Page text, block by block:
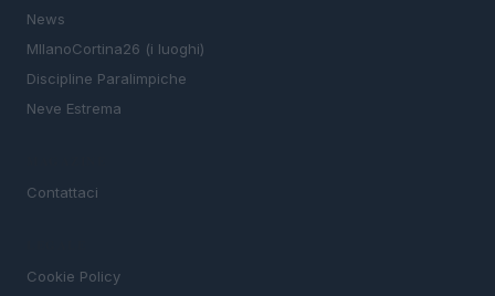
News
MIlanoCortina26 (i luoghi)
Discipline Paralimpiche
Neve Estrema
Contattaci
Cookie Policy